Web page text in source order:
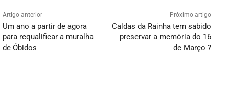
Artigo anterior
Um ano a partir de agora
para requalificar a muralha
de Óbidos
Próximo artigo
Caldas da Rainha tem sabido
preservar a memória do 16
de Março ?